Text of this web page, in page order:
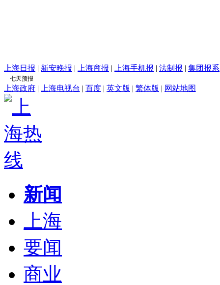
上海日报 | 新安晚报 | 上海商报 | 上海手机报 | 法制报 | 集团报系
上海政府 | 上海电视台 | 百度 | 英文版 | 繁体版 | 网站地图
新闻
上海
要闻
商业